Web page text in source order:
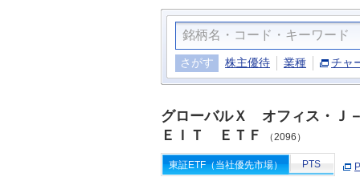
さがす 株主優待 業種 チャ
グローバルＸ オフィス・Ｊ
ＥＩＴ ＥＴＦ
（2096）
東証ETF（当社優先市場） PTS